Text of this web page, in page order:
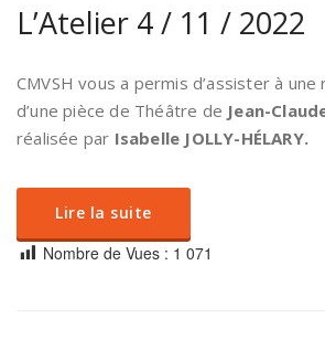
L’Atelier 4 / 11 / 2022
CMVSH vous a permis d’assister à
d’une pièce de Théâtre de Jean-
réalisée par Isabelle JOLLY-HÉLARY.
Lire la suite
Nombre de Vues : 1 071